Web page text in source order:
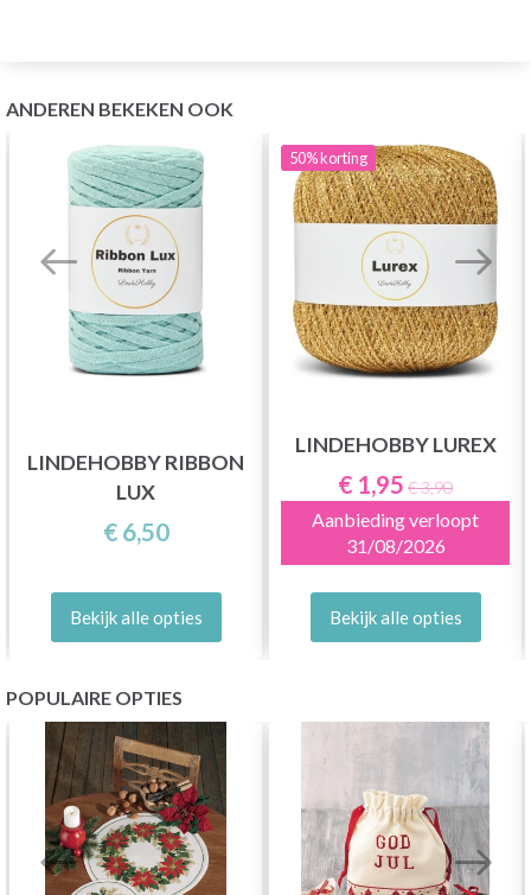
ANDEREN BEKEKEN OOK
LINDEHOBBY RIBBON
LUX
€ 6,50
Bekijk alle opties
50%korting
LINDEHOBBY LUREX
€ 1,95 € 3,90
Aanbieding verloopt
31/08/2026
Bekijk alle opties
POPULAIRE OPTIES